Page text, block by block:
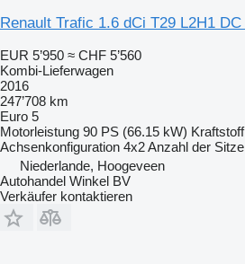
Renault Trafic 1.6 dCi T29 L2H1
EUR 5’950 ≈ CHF 5’560
Kombi-Lieferwagen
2016
247’708 km
Euro 5
Motorleistung 90 PS (66.15 kW) Kraftstoff
Achsenkonfiguration 4x2Anzahl der Sitze
Niederlande, Hoogeveen
Autohandel Winkel BV
Verkäufer kontaktieren